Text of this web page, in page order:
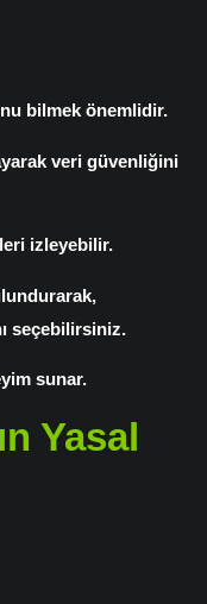
bilmek önemlidir.
veri güvenliğini
izleyebilir.
seçebilirsiniz.
sunar.
Yasal